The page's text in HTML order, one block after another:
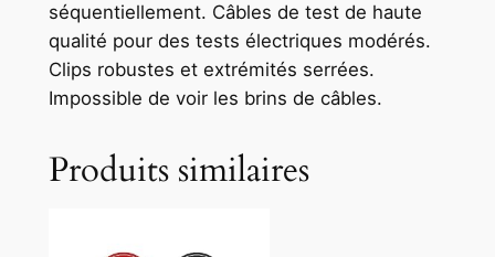
séquentiellement. Câbles de test de haute
qualité pour des tests électriques modérés.
Clips robustes et extrémités serrées.
Impossible de voir les brins de câbles.
Produits similaires